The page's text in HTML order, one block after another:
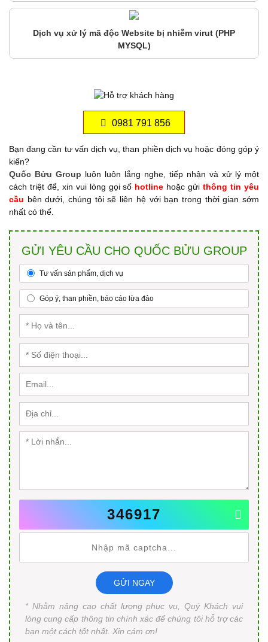
Dịch vụ xử lý mã độc Website bị nhiễm virut (PHP
MYSQL)
0981 791 856
Bạn đang cần tư vấn dịch vụ, than phiền dịch vụ hoặc đóng góp ý
kiến?
Quốc Bửu Group luôn luôn lắng nghe, tiếp nhận và xử lý một
cách triệt để, xin vui lòng gọi số hotline hoặc gửithông tin yêu
cầu bên dưới, chúng tôi sẽ liên hệ với bạn trong thời gian sớm
nhất có thể.
GỬI YÊU CẦU CHO QUỐC BỬU GROUP
Tư vấn sản phẩm, dịch vụ
Góp ý, than phiền, báo cáo lừa đảo
346917
GỬI NGAY
* Nhằm nâng cao chất lượng phục vụ, Quý Khách vui
lòng cung cấp thông tin chính xác để chúng tôi hỗ trợ các
bạn một cách tốt nhất. Xin cám ơn!